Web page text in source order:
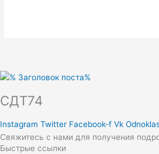
СДТ74
Instagram Twitter Facebook-f Vk
Свяжитесь с нами для получения
Быстрые ссылки